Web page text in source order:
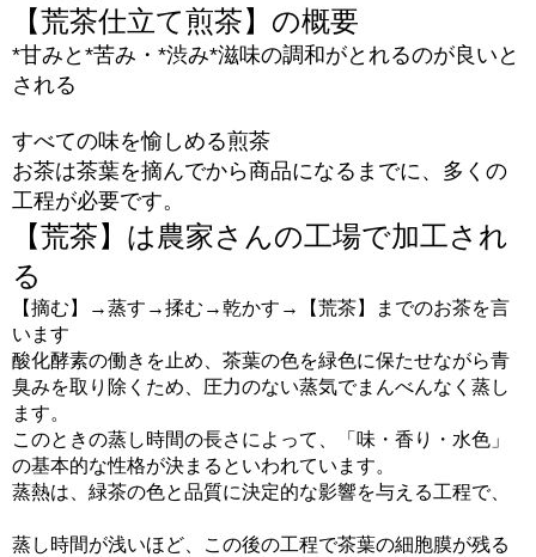
【荒茶仕立て煎茶】の概要
*甘みと*苦み・*渋み*滋味の調和がとれるのが良いと
される
すべての味を愉しめる煎茶
お茶は茶葉を摘んでから商品になるまでに、多くの
工程が必要です。
【荒茶】は農家さんの工場で加工され
る
【摘む】→蒸す→揉む→乾かす→【荒茶】までのお茶を言
います
酸化酵素の働きを止め、茶葉の色を緑色に保たせながら青
臭みを取り除くため、圧力のない蒸気でまんべんなく蒸し
ます。
このときの蒸し時間の長さによって、「味・香り・水色」
の基本的な性格が決まるといわれています。
蒸熱は、緑茶の色と品質に決定的な影響を与える工程で、
蒸し時間が浅いほど、この後の工程で茶葉の細胞膜が残る